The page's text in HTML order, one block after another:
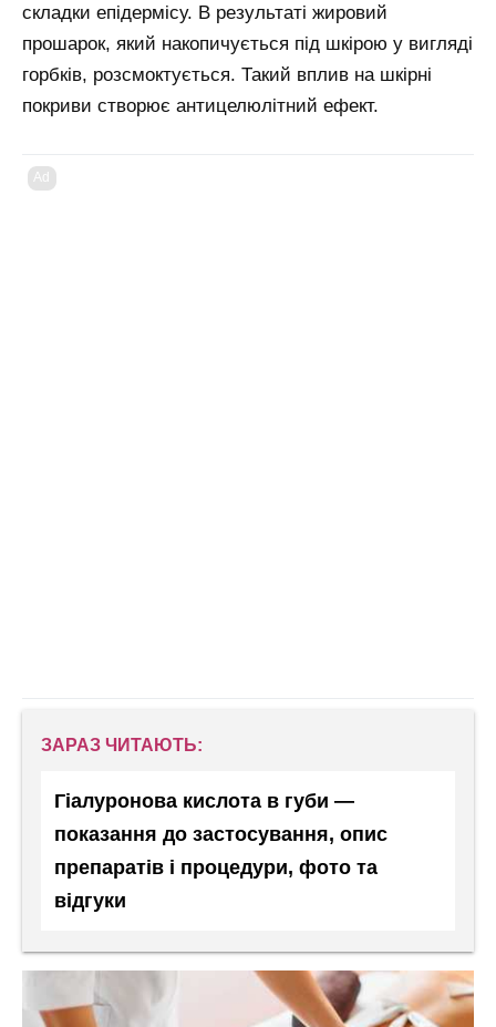
складки епідермісу. В результаті жировий
прошарок, який накопичується під шкірою у вигляді
горбків, розсмоктується. Такий вплив на шкірні
покриви створює антицелюлітний ефект.
Ad
ЗАРАЗ ЧИТАЮТЬ:
Гіалуронова кислота в губи —
показання до застосування, опис
препаратів і процедури, фото та
відгуки